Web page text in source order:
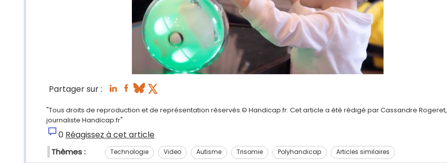
Partager sur :
"Tous droits de reproduction et de représentation réservés.© Handicap.fr. Cet article a été rédigé par Cassandre Rogeret,
journaliste Handicap.fr"
0 Réagissez à cet article
Thèmes : Technologie Video Autisme Trisomie Polyhandicap Articles similaires